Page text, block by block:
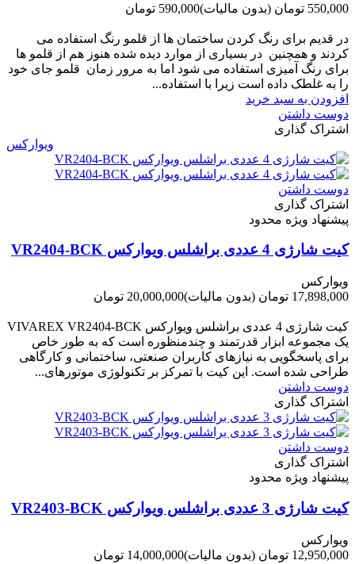
550,000 تومان (بدون مالیات)590,000 تومان
در قدیم برای رنگ کردن ساختمان ها از قلمو رنگ استفاده می
کردند و همچنین در بسیاری از موارد دیده شده هنوز هم از قلمو ها
برای رنگ آمیزی استفاده می شود اما به مرور زمان قلمو جای خود
را به غلطک داده است زیرا با استفاده...
افزودن به سبد خرید
دوست داشتن
اشتراک گذاری
ویوارکس
دوست داشتن
اشتراک گذاری
پیشنهاد ویژه محدود
کیت شارژی 4 عددی براشلس ویوارکس VR2404-BCK
ویوارکس
17,898,000 تومان
(بدون مالیات)20,000,000 تومان
کیت شارژی 4 عددی براشلس ویوارکس VIVAREX VR2404-BCK
یک مجموعه ابزار قدرتمند و چندمنظوره است که به طور خاص
برای پاسخگویی به نیازهای کاربران صنعتی، ساختمانی و کارگاهی
طراحی شده است. این کیت با تمرکز بر تکنولوژی موتورهای...
دوست داشتن
اشتراک گذاری
دوست داشتن
اشتراک گذاری
پیشنهاد ویژه محدود
کیت شارژی 3 عددی براشلس ویوارکس VR2403-BCK
ویوارکس
12,950,000 تومان
(بدون مالیات)14,000,000 تومان